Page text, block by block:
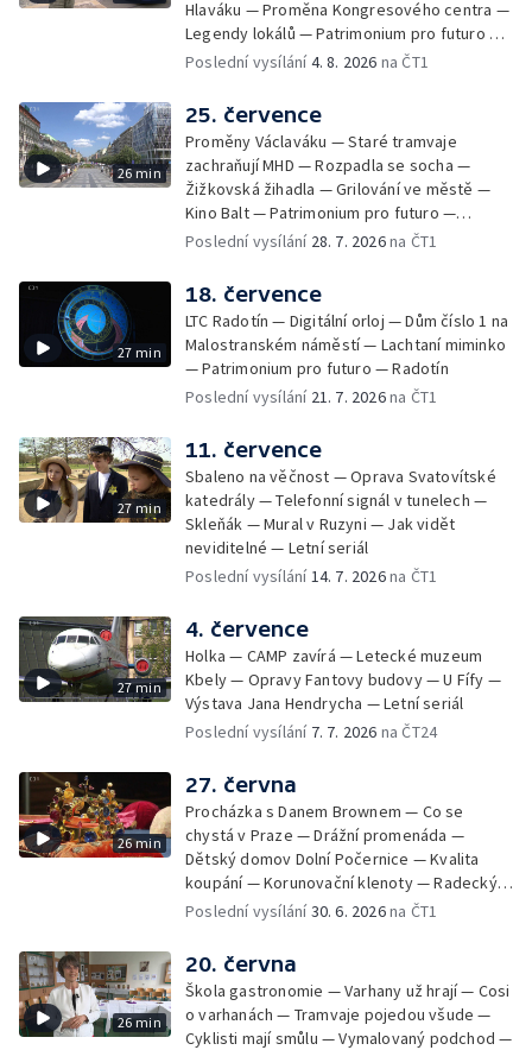
Hlaváku — Proměna Kongresového centra —
Legendy lokálů — Patrimonium pro futuro —
Kolovraty
Poslední vysílání4. 8. 2026 na ČT1
26 min
25. července
Proměny Václaváku — Staré tramvaje
zachraňují MHD — Rozpadla se socha —
Žižkovská žihadla — Grilování ve městě —
Kino Balt — Patrimonium pro futuro —
Třebonice
Poslední vysílání 28. 7. 2026na ČT1
27 min
18. července
LTC Radotín — Digitální orloj — Dům číslo 1 na
Malostranském náměstí — Lachtaní miminko
— Patrimonium pro futuro — Radotín
Poslední vysílání 21. 7. 2026na ČT1
27 min
11. července
Sbaleno na věčnost — Oprava Svatovítské
katedrály — Telefonní signál v tunelech —
Skleňák — Mural v Ruzyni — Jak vidět
neviditelné — Letní seriál
Poslední vysílání14. 7. 2026na ČT1
27 min
4. července
Holka — CAMP zavírá — Letecké muzeum
Kbely — Opravy Fantovy budovy — U Fífy —
Výstava Jana Hendrycha — Letní seriál
Poslední vysílání 7. 7. 2026 na ČT24
26 min
27. června
Procházka s Danem Brownem — Co se
chystá v Praze — Drážní promenáda —
Dětský domov Dolní Počernice — Kvalita
koupání — Korunovační klenoty — Radecký
zpátky na Malostranské náměstí — 50 let
Poslední vysílání30. 6. 2026na ČT1
26 min
20. června
Škola gastronomie — Varhany už hrají — Cosi
o varhanách — Tramvaje pojedou všude —
Cyklisti mají smůlu — Vymalovaný podchod —